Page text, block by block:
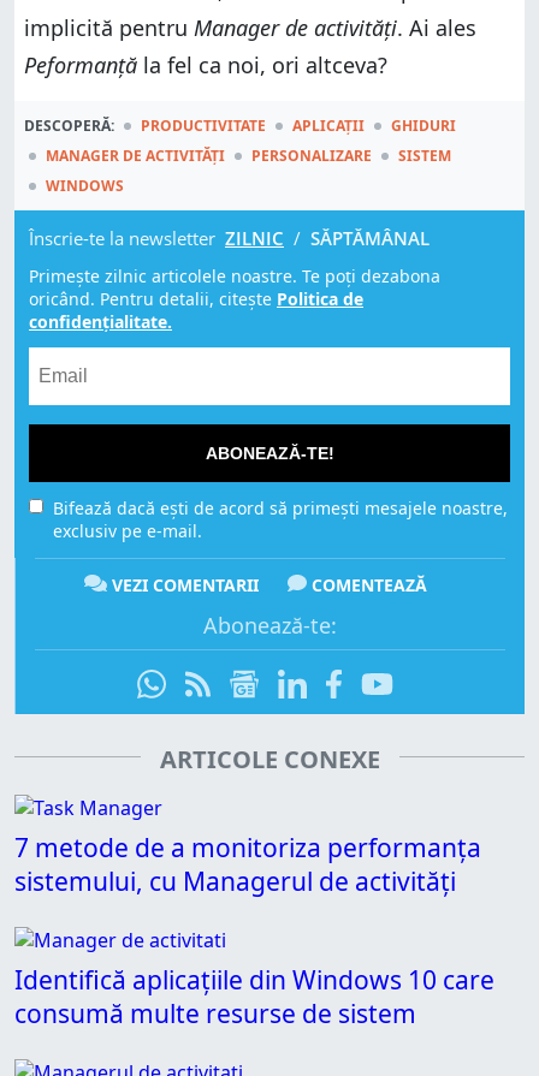
implicită pentru Manager de activități. Ai ales
Peformanță la fel ca noi, ori altceva?
DESCOPERĂ: PRODUCTIVITATE APLICAȚII
GHIDURI
MANAGER DE ACTIVITĂȚI
PERSONALIZARE
SISTEM
WINDOWS
Înscrie-te la newsletter ZILNIC / SĂPTĂMÂNAL
Primește zilnic articolele noastre. Te poți dezabona
oricând. Pentru detalii, citește Politica de
confidențialitate.
ABONEAZĂ-TE!
Bifează dacă ești de acord să primești mesajele noastre,
exclusiv pe e-mail.
VEZI COMENTARII COMENTEAZĂ
Abonează-te:
ARTICOLE CONEXE
7 metode de a monitoriza performanța
sistemului, cu Managerul de activități
Identifică aplicațiile din Windows 10 care
consumă multe resurse de sistem